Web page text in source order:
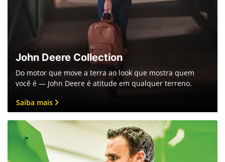
John Deere Collection
Do motor que move a terra ao look que mostra quem
você é — John Deere é atitude em qualquer terreno.
Saiba mais